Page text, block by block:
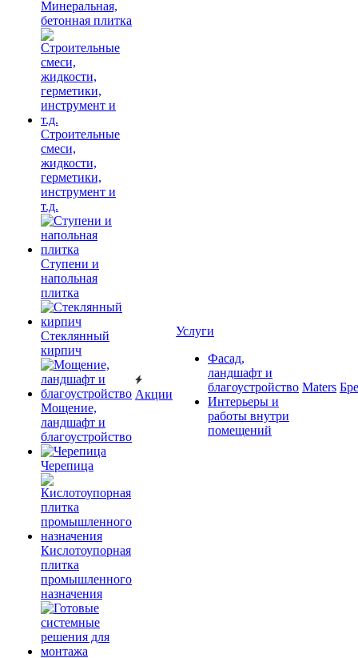
Минеральная,
бетонная плитка
Строительные
смеси,
жидкости,
герметики,
инструмент и
т.д.
Ступени и
напольная
плитка
Cтеклянный
кирпич
Мощение,
ландшафт и
благоустройство
Черепица
Кислотоупорная
плитка
промышленного
назначения
Акции
Услуги
Фасад,
ландшафт и
благоустройство
Интерьеры и
работы внутри
помещений
Maters